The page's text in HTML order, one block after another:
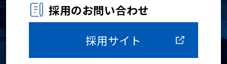
採用のお問い合わせ
採用サイト